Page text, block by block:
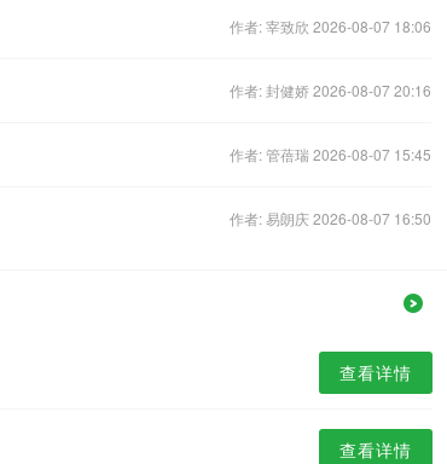
作者: 宰致欣 2026-08-07 18:06
作者: 封健娇 2026-08-07 20:16
作者: 管蓓瑞 2026-08-07 15:45
作者: 易朗庆 2026-08-07 16:50
查看详情
查看详情